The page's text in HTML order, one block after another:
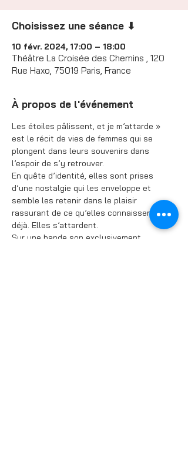
Choisissez une séance ⬇
10 févr. 2024, 17:00 – 18:00
Théâtre La Croisée des Chemins , 120
Rue Haxo, 75019 Paris, France
À propos de l'événement
Les étoiles pâlissent, et je m’attarde »
est le récit de vies de femmes qui se
plongent dans leurs souvenirs dans
l’espoir de s’y retrouver.
En quête d’identité, elles sont prises
d’une nostalgie qui les enveloppe et
semble les retenir dans le plaisir
rassurant de ce qu’elles connaissent
déjà. Elles s’attardent.
Sur une bande son exclusivement